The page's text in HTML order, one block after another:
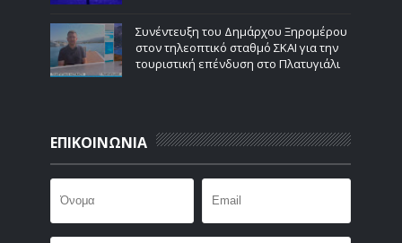
Συνέντευξη του Δημάρχου Ξηρομέρου
στον τηλεοπτικό σταθμό ΣΚΑΙ για την
τουριστική επένδυση στο Πλατυγιάλι
ΕΠΙΚΟΙΝΩΝΙΑ